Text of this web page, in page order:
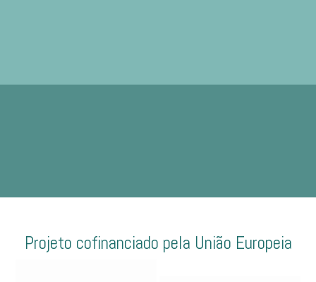
Projeto cofinanciado pela União Europeia